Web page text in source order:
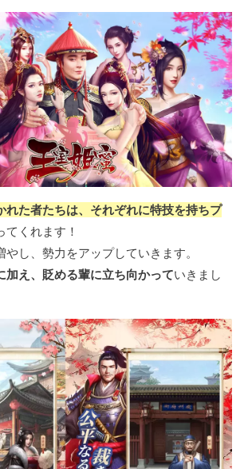
れた者たちは、それぞれに特技を持ちプ
てくれます！
し、勢力をアップしていきます。
加え、貶める輩に立ち向かっていきまし